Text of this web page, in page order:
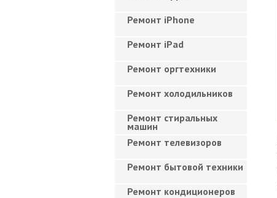
Ремонт iPhone
Ремонт iPad
Ремонт оргтехники
Ремонт холодильников
Ремонт стиральных
машин
Ремонт телевизоров
Ремонт бытовой техники
Ремонт кондиционеров